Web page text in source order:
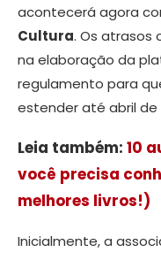
acontecerá agora
Cultura. Os atrasos
na elaboração da
regulamento para
estender até abril de
Leia também: 10
você precisa
melhores livros!)
Inicialmente, a